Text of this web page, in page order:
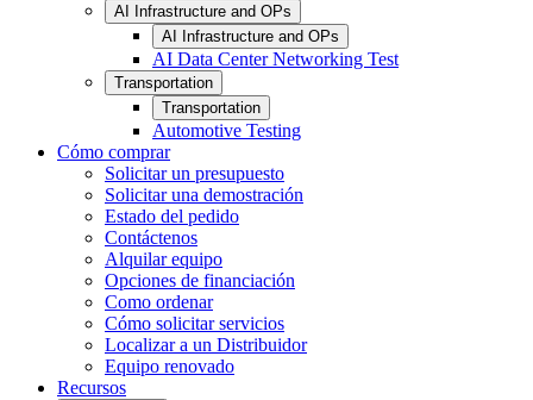
AI Infrastructure and OPs
AI Infrastructure and OPs
AI Data Center Networking Test
Transportation
Transportation
Automotive Testing
Cómo comprar
Solicitar un presupuesto
Solicitar una demostración
Estado del pedido
Contáctenos
Alquilar equipo
Opciones de financiación
Como ordenar
Cómo solicitar servicios
Localizar a un Distribuidor
Equipo renovado
Recursos